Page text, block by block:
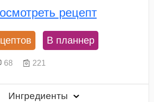
рецепт
В планнер
68 221
Ингредиенты